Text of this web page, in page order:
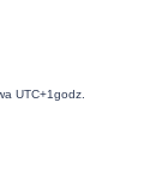
UTC+1godz.